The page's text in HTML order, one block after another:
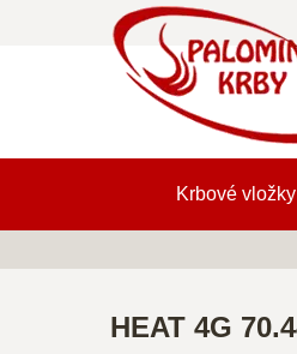
Krbové vložky
HEAT 4G